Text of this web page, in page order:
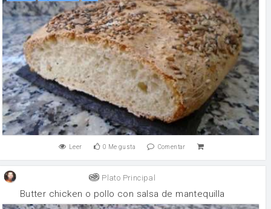
Leer 0 Me gusta Comentar
Plato Principal
Butter chicken o pollo con salsa de mantequilla